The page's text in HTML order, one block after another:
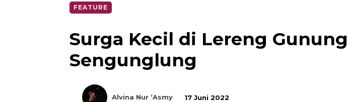
FEATURE
Surga Kecil di Lereng Gunung
Sengunglung
Alvina Nur ‘Asmy 17 Juni 2022